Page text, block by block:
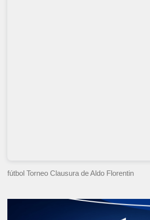
fútbol Torneo Clausura de Aldo Florentin